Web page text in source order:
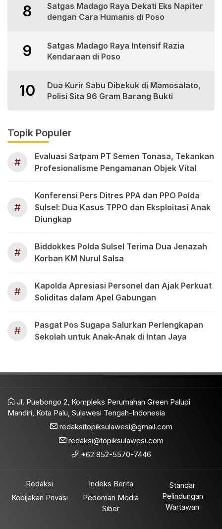
8
Satgas Madago Raya Dekati Eks Napiter
dengan Cara Humanis di Poso
9
Satgas Madago Raya Intensif Razia
Kendaraan di Poso
10
Dua Kurir Sabu Dibekuk di Mamosalato,
Polisi Sita 96 Gram Barang Bukti
Topik Populer
#
Evaluasi Satpam PT Semen Tonasa, Tekankan
Profesionalisme Pengamanan Objek Vital
#
Konferensi Pers Ditres PPA dan PPO Polda
Sulsel: Dua Kasus TPPO dan Eksploitasi Anak
Diungkap
#
Biddokkes Polda Sulsel Terima Dua Jenazah
Korban KM Nurul Salsa
#
Kapolda Apresiasi Personel dan Ajak Perkuat
Soliditas dalam Apel Gabungan
#
Pasgat Pos Sugapa Salurkan Perlengkapan
Sekolah untuk Anak-Anak di Intan Jaya
Jl. Puebongo 2, Kompleks Perumahan Green Palupi
Mandiri, Kota Palu, Sulawesi Tengah-Indonesia
redaksitopiksulawesi@gmail.com
redaksi@topiksulawesi.com
+62 852-5570-7446
Redaksi
Kebijakan Privasi
Indeks Berita
Pedoman Media
Siber
Standar
Pelindungan
Wartawan